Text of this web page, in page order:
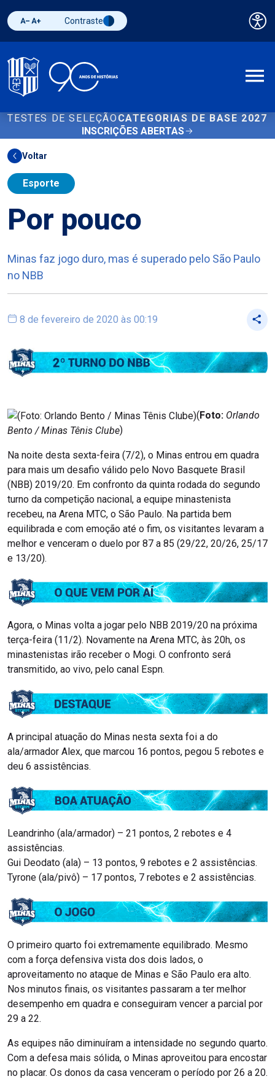
Diminuir fonte
Aumentar fonteAlternar contraste
Contraste
TESTES DE SELEÇÃO CATEGORIAS DE BASE 2027
INSCRIÇÕES ABERTAS
Voltar
Esporte
Por pouco
Minas faz jogo duro, mas é superado pelo São Paulo
no NBB
8 de fevereiro de 2020 às 00:19
(Foto: Orlando
Bento / Minas Tênis Clube)
Na noite desta sexta-feira (7/2), o Minas entrou em quadra
para mais um desafio válido pelo Novo Basquete Brasil
(NBB) 2019/20. Em confronto da quinta rodada do segundo
turno da competição nacional, a equipe minastenista
recebeu, na Arena MTC, o São Paulo. Na partida bem
equilibrada e com emoção até o fim, os visitantes levaram a
melhor e venceram o duelo por 87 a 85 (29/22, 20/26, 25/17
e 13/20).
Agora, o Minas volta a jogar pelo NBB 2019/20 na próxima
terça-feira (11/2). Novamente na Arena MTC, às 20h, os
minastenistas irão receber o Mogi. O confronto será
transmitido, ao vivo, pelo canal Espn.
A principal atuação do Minas nesta sexta foi a do
ala/armador Alex, que marcou 16 pontos, pegou 5 rebotes e
deu 6 assistências.
Leandrinho (ala/armador) – 21 pontos, 2 rebotes e 4
assistências.
Gui Deodato (ala) – 13 pontos, 9 rebotes e 2 assistências.
Tyrone (ala/pivô) – 17 pontos, 7 rebotes e 2 assistências.
O primeiro quarto foi extremamente equilibrado. Mesmo
com a força defensiva vista dos dois lados, o
aproveitamento no ataque de Minas e São Paulo era alto.
Nos minutos finais, os visitantes passaram a ter melhor
desempenho em quadra e conseguiram vencer a parcial por
29 a 22.
As equipes não diminuíram a intensidade no segundo quarto.
Com a defesa mais sólida, o Minas aproveitou para encostar
no placar. Os donos da casa venceram o período por 26 a 20.